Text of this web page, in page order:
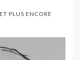
PLUS ENCORE